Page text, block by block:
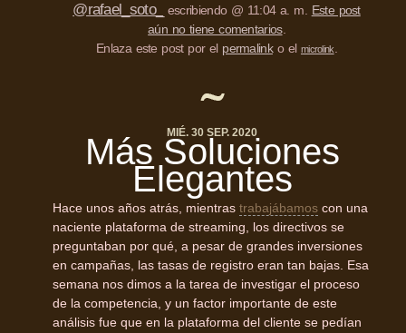
@rafael_soto_ escribiendo @ 11:04 a. m. Este post
aún no tiene comentarios.
Enlaza este post por el permalinko el microlink.
MIÉ. 30 SEP. 2020
Más Soluciones
Elegantes
Hace unos años atrás, mientras trabajábamos con una
naciente plataforma de streaming, los directivos se
preguntaban por qué, a pesar de grandes inversiones
en campañas, las tasas de registro eran tan bajas. Esa
semana nos dimos a la tarea de investigar el proceso
de la competencia, y un factor importante de este
análisis fue que en la plataforma del cliente se pedían